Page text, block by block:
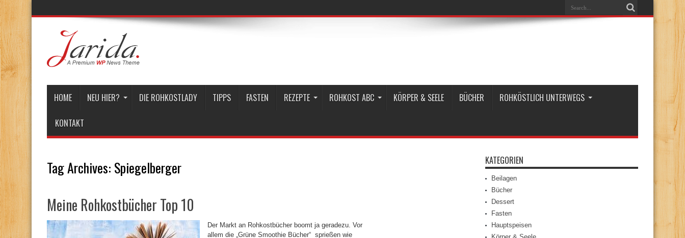
HOME NEU HIER? DIE ROHKOSTLADY TIPPS FASTEN REZEPTE ROHKOST ABC KÖRPER & SEELE BÜCHER ROHKÖSTLICH UNTERWEGS
KONTAKT
Tag Archives: Spiegelberger
Meine Rohkostbücher Top 10
Der Markt an Rohkostbücher boomt ja geradezu. Vor
allem die „Grüne Smoothie Bücher“ sprießen wie
KATEGORIEN
Beilagen
Bücher
Dessert
Fasten
Hauptspeisen